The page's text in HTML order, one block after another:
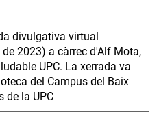
divulgativa virtual
2023) a càrrec d'Alf Mota,
UPC. La xerrada va
del Campus del Baix
de la UPC